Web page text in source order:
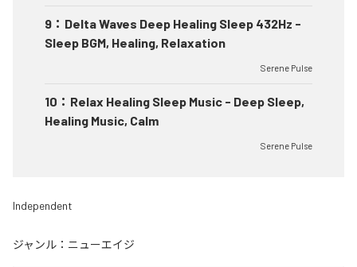
9 ： Delta Waves Deep Healing Sleep 432Hz -
Sleep BGM, Healing, Relaxation
Serene Pulse
10 ： Relax Healing Sleep Music - Deep Sleep,
Healing Music, Calm
Serene Pulse
Independent
ジャンル： ニューエイジ